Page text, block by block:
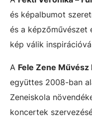
és képalbumot
és a képzőművészet
kép válik
A Fele Zene Művész
együttes 2008-ban
Zeneiskola
koncertek